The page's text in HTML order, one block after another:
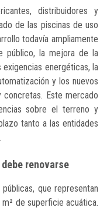
distribuidores y
de las piscinas de uso
todavía ampliamente
público, la mejora de la
energéticas, la
y los nuevos
concretas. Este mercado
sobre el terreno y
tanto a las entidades
renovarse
que representan
de superficie acuática.